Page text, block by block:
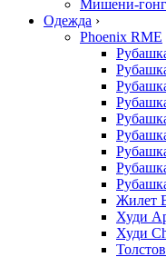
Мишени-
Одежда ›
Phoenix RME
Жилет
Худи
Худи